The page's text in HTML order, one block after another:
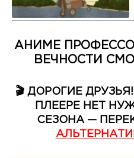
АНИМЕ
ВЕЧНОСТИ
🎬 ДОРОГИЕ
ПЛЕЕРЕ НЕТ
СЕЗОНА —